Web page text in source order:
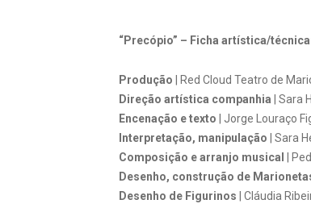
“Precópio” – Ficha artística/
Produção | Red Cloud Teatro de
Direção artística companhia | Sara
Encenação e texto | Jorge Louraço
Interpretação, manipulação | Sara
Composição e arranjo musical
|
Desenho, construção de
Desenho de Figurinos | Cláudia